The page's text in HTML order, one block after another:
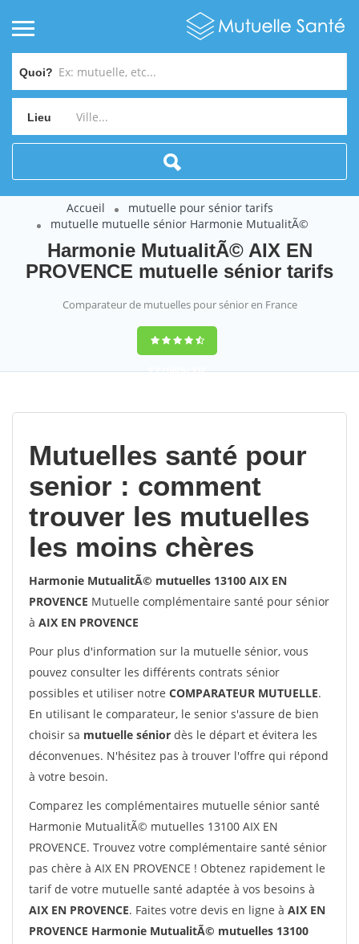
Quoi?
Lieu
Accueil
mutuelle pour sénior tarifs
mutuelle mutuelle sénior Harmonie MutualitÃ©
Harmonie MutualitÃ© AIX EN
PROVENCE mutuelle sénior tarifs
Comparateur de mutuelles pour sénior en France
9,2(100%)452
Mutuelles santé pour
senior : comment
trouver les mutuelles
les moins chères
Harmonie MutualitÃ© mutuelles 13100 AIX EN
PROVENCE Mutuelle complémentaire santé pour sénior
à AIX EN PROVENCE
Pour plus d'information sur la mutuelle sénior, vous
pouvez consulter les différents contrats sénior
possibles et utiliser notre COMPARATEUR MUTUELLE.
En utilisant le comparateur, le senior s'assure de bien
choisir sa mutuelle sénior dès le départ et évitera les
déconvenues. N'hésitez pas à trouver l'offre qui répond
à votre besoin.
Comparez les complémentaires mutuelle sénior santé
Harmonie MutualitÃ© mutuelles 13100 AIX EN
PROVENCE. Trouvez votre complémentaire santé sénior
pas chère à AIX EN PROVENCE ! Obtenez rapidement le
tarif de votre mutuelle santé adaptée à vos besoins à
AIX EN PROVENCE. Faites votre devis en ligne à AIX EN
PROVENCE Harmonie MutualitÃ© mutuelles 13100